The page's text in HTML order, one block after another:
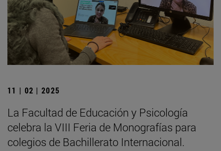
11 | 02 | 2025
La Facultad de Educación y Psicología
celebra la VIII Feria de Monografías para
colegios de Bachillerato Internacional.